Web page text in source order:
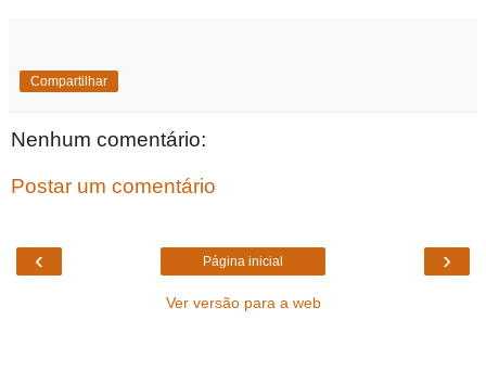
Compartilhar
Nenhum comentário:
Postar um comentário
‹ ›
Página inicial
Ver versão para a web